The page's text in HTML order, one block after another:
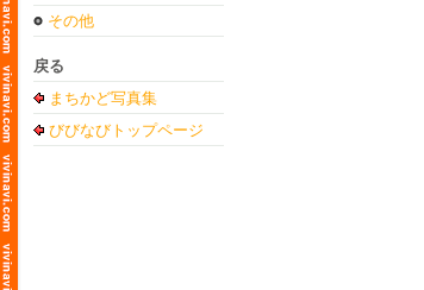
その他
戻る
まちかど写真集
びびなびトップページ